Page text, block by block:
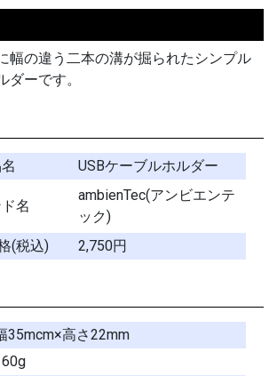
幅の違う二本の溝が掘られたシンプル
ダーです。
USBケーブルホルダー
名
ambienTec(アンビエンテ
ック)
(税込)
2,750円
35mcm×高さ22mm